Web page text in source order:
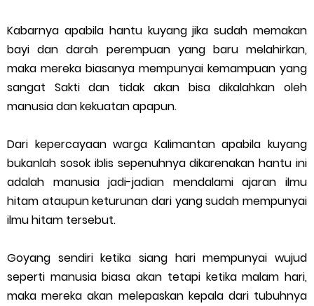
Kabarnya apabila hantu kuyang jika sudah memakan
bayi dan darah perempuan yang baru melahirkan,
maka mereka biasanya mempunyai kemampuan yang
sangat Sakti dan tidak akan bisa dikalahkan oleh
manusia dan kekuatan apapun.
Dari kepercayaan warga Kalimantan apabila kuyang
bukanlah sosok iblis sepenuhnya dikarenakan hantu ini
adalah manusia jadi-jadian mendalami ajaran ilmu
hitam ataupun keturunan dari yang sudah mempunyai
ilmu hitam tersebut.
Goyang sendiri ketika siang hari mempunyai wujud
seperti manusia biasa akan tetapi ketika malam hari,
maka mereka akan melepaskan kepala dari tubuhnya